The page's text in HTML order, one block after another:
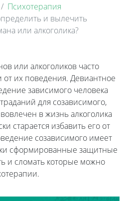
Психотерапия
и вылечить
или алкоголика?
или алкоголиков часто
от их поведения. Девиантное
зависимого человека
для созависимого,
в жизнь алкоголика
старается избавить его от
созависимого имеет
сформированные защитные
и сломать которые можно